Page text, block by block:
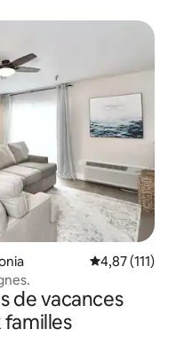
Évaluation
4,87 (111)
de vacances